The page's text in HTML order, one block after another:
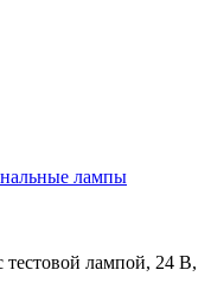
лампы
лампой, 24 В,